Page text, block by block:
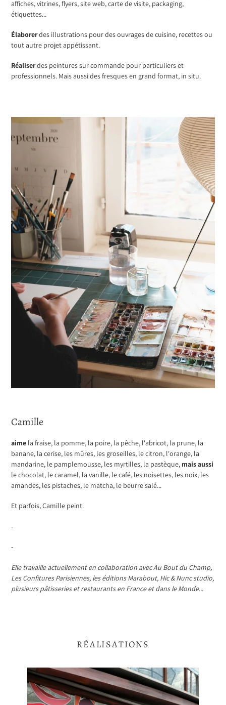
affiches, vitrines, flyers, site web, carte de visite, packaging,
étiquettes...
Élaborerdes illustrations pour des ouvrages de cuisine, recettes ou
tout autre projet appétissant.
Réaliserdes peintures sur commande pour particuliers et
professionnels. Mais aussi des fresques en grand format, in situ.
Camille
aime la fraise, la pomme, la poire, la pêche, l'abricot, la prune, la
banane, la cerise, les mûres, les groseilles, le citron, l'orange, la
mandarine, le pamplemousse, les myrtilles, la pastèque, mais aussi
le chocolat, le caramel, la vanille, le café, les noisettes, les noix, les
amandes, les pistaches, le matcha, le beurre salé...
Et parfois, Camille peint.
-
-
Elle travaille actuellement en collaboration avec Au Bout du Champ,
Les Confitures Parisiennes, les éditions Marabout, Hic & Nunc studio,
plusieurs pâtisseries et restaurants en France et dans le Monde...
RÉALISATIONS